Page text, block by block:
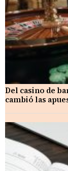
Del casino de
cambió las